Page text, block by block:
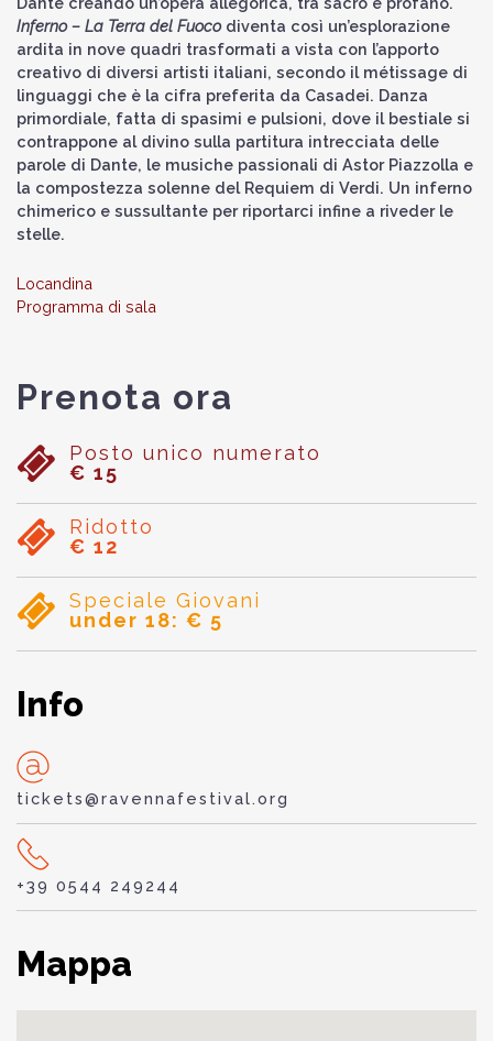
Inferno – La Terra del Fuoco diventa così un’esplorazione
ardita in nove quadri trasformati a vista con l’apporto
creativo di diversi artisti italiani, secondo il métissage di
linguaggi che è la cifra preferita da Casadei. Danza
primordiale, fatta di spasimi e pulsioni, dove il bestiale si
contrappone al divino sulla partitura intrecciata delle
parole di Dante, le musiche passionali di Astor Piazzolla e
la compostezza solenne del Requiem di Verdi. Un inferno
chimerico e sussultante per riportarci infine a riveder le
stelle.
Locandina
Programma di sala
Prenota ora
Posto unico numerato
€ 15
Ridotto
€ 12
Speciale Giovani
under 18: € 5
Info
tickets@ravennafestival.org
+39 0544 249244
Mappa